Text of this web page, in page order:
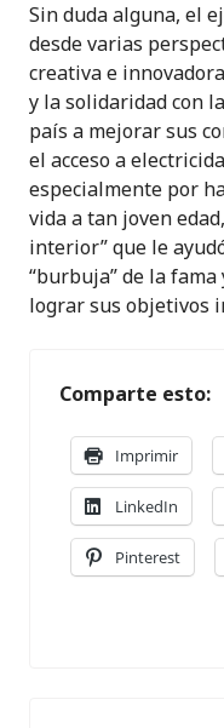
Sin duda alguna, el
desde varias
creativa e
y la solidaridad con
país a mejorar sus
el acceso a
especialmente por
vida a tan joven
interior” que le
“burbuja” de la
lograr sus objetivos
Comparte esto:
Imprimir
LinkedIn
Pinterest